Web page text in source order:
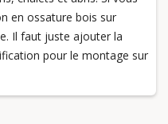
en ossature bois sur
Il faut juste ajouter la
pour le montage sur